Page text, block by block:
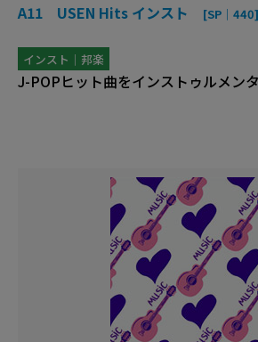
A11 USEN Hits インスト [SP｜440]
インスト｜邦楽
J-POPヒット曲をインストゥルメン